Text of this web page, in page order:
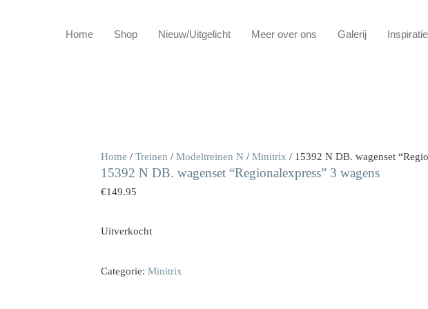
Home Shop Nieuw/Uitgelicht Meer over ons Galerij Inspiratie
Home / Treinen / Modeltreinen N/ Minitrix / 15392 N DB. wagenset
15392 N DB. wagenset “Regionalexpress” 3 wagens
€149.95
Uitverkocht
Categorie: Minitrix